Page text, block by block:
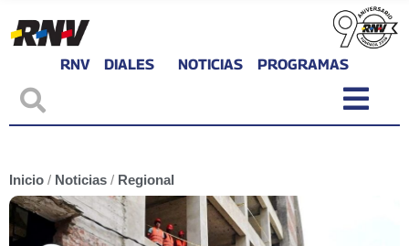
RNV DIALES NOTICIAS PROGRAMAS
Inicio / Noticias / Regional